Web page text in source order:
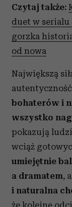
Czytaj także:
duet w serialu
gorzka
od nowa
Największą
bohaterów i
wszystko
pokazują
wciąż
umiejętnie
a dramatem, a
i naturalna